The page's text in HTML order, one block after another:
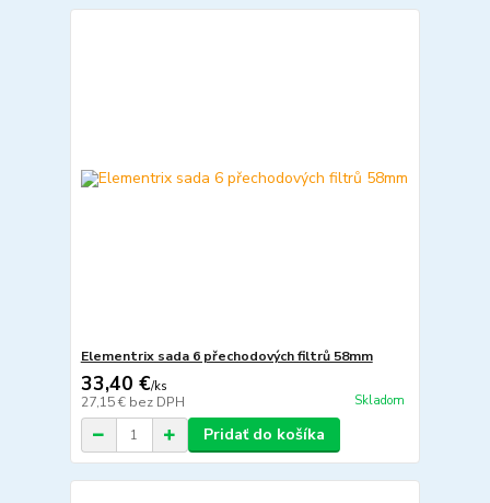
Elementrix sada 6 přechodových filtrů 58mm
33,40 €/ks
27,15 € bez DPH Skladom
Pridať do košíka